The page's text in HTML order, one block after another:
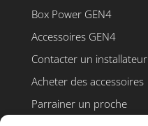
Box Power GEN4
Accessoires GEN4
Contacter un installateur
Acheter des accessoires
Parrainer un proche